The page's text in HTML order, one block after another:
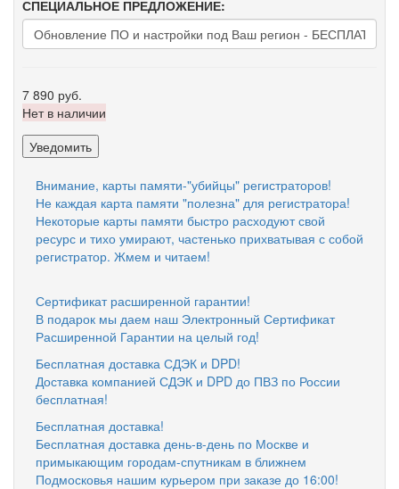
СПЕЦИАЛЬНОЕ ПРЕДЛОЖЕНИЕ:
7 890 руб.
Нет в наличии
Уведомить
Внимание, карты памяти-"убийцы" регистраторов!
Не каждая карта памяти "полезна" для регистратора!
Некоторые карты памяти быстро расходуют свой
ресурс и тихо умирают, частенько прихватывая с собой
регистратор. Жмем и читаем!
Сертификат расширенной гарантии!
В подарок мы даем наш Электронный Сертификат
Расширенной Гарантии на целый год!
Бесплатная доставка СДЭК и DPD!
Доставка компанией СДЭК и DPD до ПВЗ по России
бесплатная!
Бесплатная доставка!
Бесплатная доставка день-в-день по Москве и
примыкающим городам-спутникам в ближнем
Подмосковья нашим курьером при заказе до 16:00!